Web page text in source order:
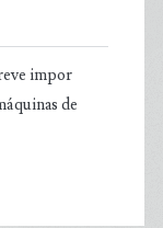
impor
de